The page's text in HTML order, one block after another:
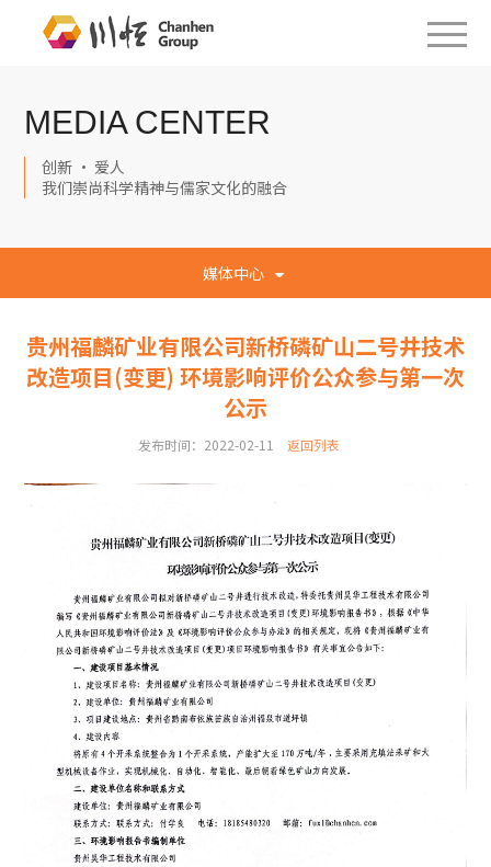
MEDIA CENTER
创新 · 爱人
我们崇尚科学精神与儒家文化的融合
媒体中心
贵州福麟矿业有限公司新桥磷矿山二号井技术
改造项目(变更) 环境影响评价公众参与第一次
公示
发布时间：2022-02-11 返回列表